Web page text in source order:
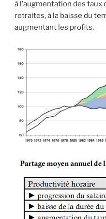
à l’augmentation des
retraites, à la baisse du
augmentant les profits.